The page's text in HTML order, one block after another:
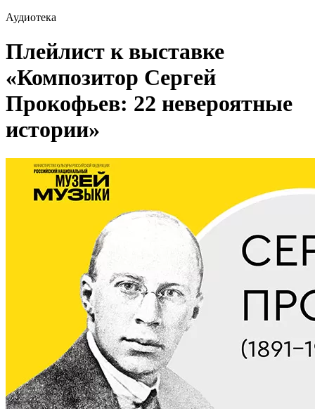
Аудиотека
Плейлист к выставке
«Композитор Сергей
Прокофьев: 22 невероятные
истории»